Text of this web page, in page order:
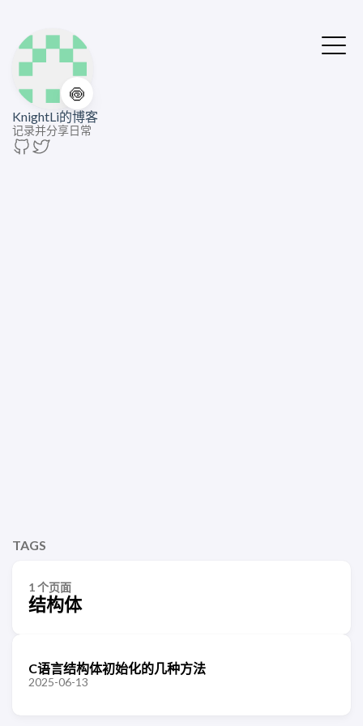
🍥
KnightLi的博客
记录并分享日常
TAGS
1 个页面
结构体
C语言结构体初始化的几种方法
2025-06-13